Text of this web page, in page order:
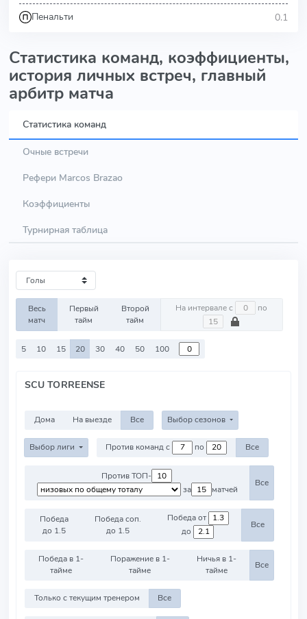
Пенальти 0.1
Статистика команд, коэффициенты,
история личных встреч, главный
арбитр матча
Статистика команд
Очные встречи
Рефери Marcos Brazao
Коэффициенты
Турнирная таблица
Весь
матч
Первый
тайм
Второй
тайм
На интервале с по
5 10 15 20 30 40 50 100
SCU TORREENSE
Дома На выезде Все Выбор сезонов
Выбор лиги Против команд с по Все
Против ТОП-
за
матчей
Все
Победа
до 1.5
Победа соп.
до 1.5
Победа от
до
Все
Победа в 1-
тайме
Поражение в 1-
тайме
Ничья в 1-
тайме
Все
Только с текущим тренером Все